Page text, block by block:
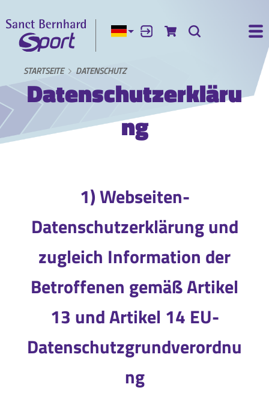
Aktuelle Sprache:
AnmeldenZum Warenkorb
Suche
STARTSEITE DATENSCHUTZ
Datenschutzerkläru
ng
1) Webseiten-
Datenschutzerklärung und
zugleich Information der
Betroffenen gemäß Artikel
13 und Artikel 14 EU-
Datenschutzgrundverordnu
ng